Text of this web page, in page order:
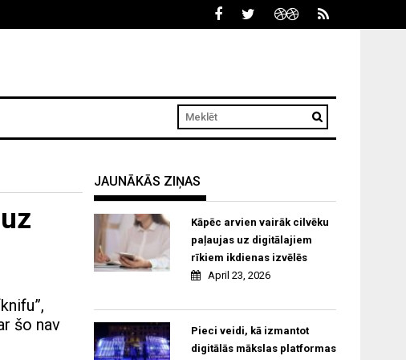
šo nav
JAUNĀKĀS ZIŅAS
Kāpēc arvien vairāk cilvēku
paļaujas uz digitālajiem
rīkiem ikdienas izvēlēs
April 23, 2026
Pieci veidi, kā izmantot
digitālās mākslas platformas